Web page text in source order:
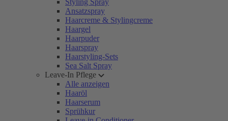
Styling Spray
Ansatzspray
Haarcreme & Stylingcreme
Haargel
Haarpuder
Haarspray
Haarstyling-Sets
Sea Salt Spray
Leave-In Pflege
Alle anzeigen
Haaröl
Haarserum
Sprühkur